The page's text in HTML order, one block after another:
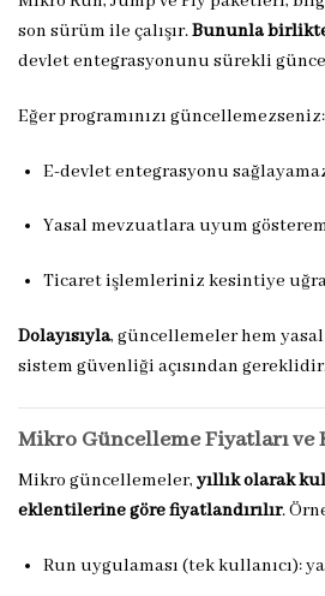
son sürüm ile çalışır.Bununla
devlet entegrasyonunu sürekli
Eğer programınızı güncellemezseniz:
E-devlet entegrasyonu
Yasal mevzuatlara uyum
Ticaret işlemleriniz kesintiye
Dolayısıyla, güncellemeler hem
sistem güvenliği açısından
Mikro Güncelleme Fiyatları ve
Mikro güncellemeler, yıllık olarak
eklentilerine göre fiyatlandırılır.
Run uygulaması (tek kullanıcı):